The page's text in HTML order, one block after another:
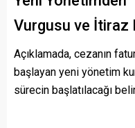
Vurgusu ve İtiraz
Açıklamada, cezanın
başlayan yeni yönetim
sürecin başlatılacağı